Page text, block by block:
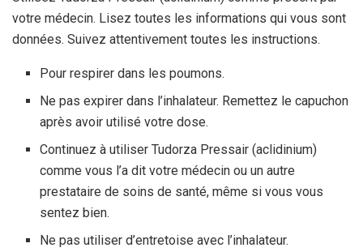
votre médecin. Lisez toutes les informations qui vous sont
données. Suivez attentivement toutes les instructions.
Pour respirer dans les poumons.
Ne pas expirer dans l’inhalateur. Remettez le capuchon
après avoir utilisé votre dose.
Continuez à utiliser Tudorza Pressair (aclidinium)
comme vous l’a dit votre médecin ou un autre
prestataire de soins de santé, même si vous vous
sentez bien.
Ne pas utiliser d’entretoise avec l’inhalateur.